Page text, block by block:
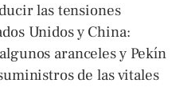
las tensiones
Unidos y China:
aranceles y Pekín
de las vitales